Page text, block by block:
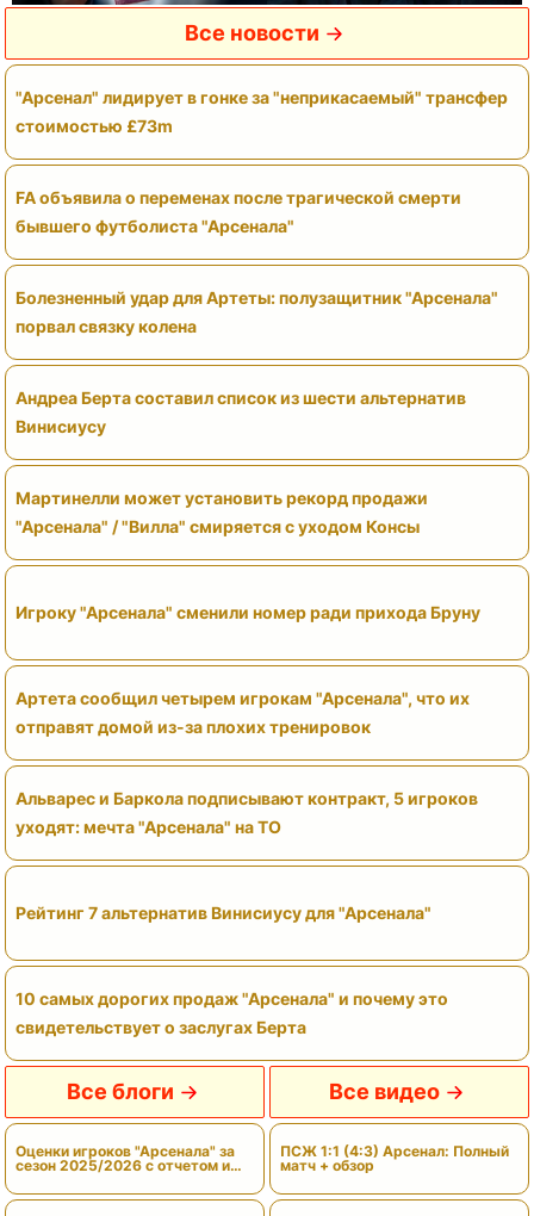
Все новости
"Арсенал" лидирует в гонке за "неприкасаемый" трансфер
стоимостью £73m
FA объявила о переменах после трагической смерти
бывшего футболиста "Арсенала"
Болезненный удар для Артеты: полузащитник "Арсенала"
порвал связку колена
Андреа Берта составил список из шести альтернатив
Винисиусу
Мартинелли может установить рекорд продажи
"Арсенала" / "Вилла" смиряется с уходом Консы
Игроку "Арсенала" сменили номер ради прихода Бруну
Артета сообщил четырем игрокам "Арсенала", что их
отправят домой из-за плохих тренировок
Альварес и Баркола подписывают контракт, 5 игроков
уходят: мечта "Арсенала" на ТО
Рейтинг 7 альтернатив Винисиусу для "Арсенала"
10 самых дорогих продаж "Арсенала" и почему это
свидетельствует о заслугах Берта
Все блоги
Оценки игроков "Арсенала" за
сезон 2025/2026 с отчетом и
Все видео
ПСЖ 1:1 (4:3) Арсенал: Полный
матч + обзор